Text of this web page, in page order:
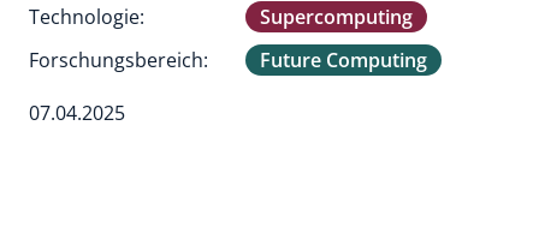
Technologie:
Supercomputing
Forschungsbereich:
Future Computing
07.04.2025